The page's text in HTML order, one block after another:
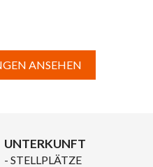
ANSEHEN
UNTERKUNFT
STELLPLÄTZE